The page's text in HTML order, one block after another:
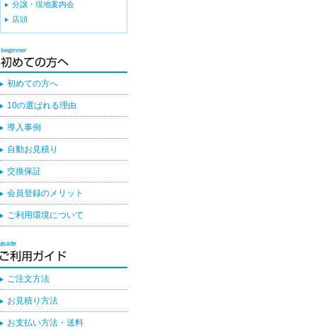
分譲・現地案内会
店頭
初めての方へ
10の選ばれる理由
導入事例
自動お見積り
交換保証
会員登録のメリット
ご利用環境について
ご注文方法
お見積り方法
お支払い方法・送料